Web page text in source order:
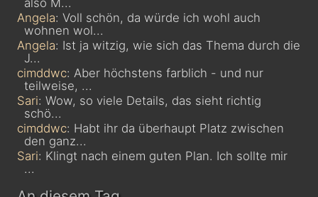
Angela: Voll schön, da würde ich wohl auch
wohnen wol...
Angela: Ist ja witzig, wie sich das Thema durch die
J...
cimddwc: Aber höchstens farblich - und nur
teilweise, ...
Sari: Wow, so viele Details, das sieht richtig
schö...
cimddwc: Habt ihr da überhaupt Platz zwischen
den ganz...
Sari: Klingt nach einem guten Plan. Ich sollte mir
...